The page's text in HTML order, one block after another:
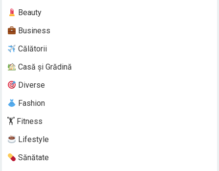
Beauty
Business
Călătorii
Casă și Grădină
Diverse
Fashion
🏋️ Fitness
Lifestyle
Sănătate